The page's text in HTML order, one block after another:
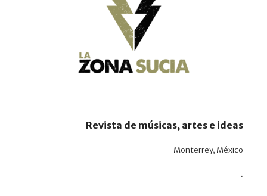
Revista de músicas, artes e ideas
Monterrey, México
.